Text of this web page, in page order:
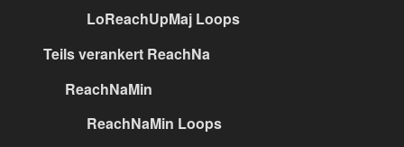
LoReachUpMaj Loops
Teils verankert ReachNa
ReachNaMin
ReachNaMin Loops